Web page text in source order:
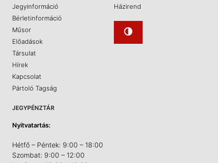
Jegyinformáció
Bérletinformáció
Műsor
Előadások
Társulat
Hírek
Kapcsolat
Pártoló Tagság
Házirend
JEGYPÉNZTÁR
Nyitvatartás:
Hétfő – Péntek: 9:00 – 18:00
Szombat: 9:00 – 12:00